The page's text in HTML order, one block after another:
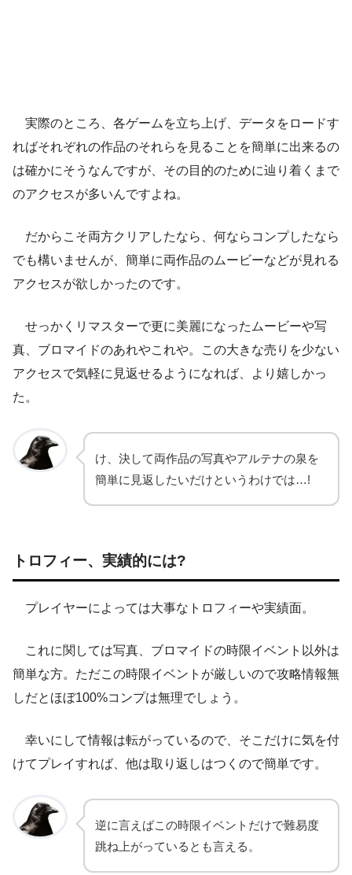
実際のところ、各ゲームを立ち上げ、データをロードす
ればそれぞれの作品のそれらを見ることを簡単に出来るの
は確かにそうなんですが、その目的のために辿り着くまで
のアクセスが多いんですよね。
だからこそ両方クリアしたなら、何ならコンプしたなら
でも構いませんが、簡単に両作品のムービーなどが見れる
アクセスが欲しかったのです。
せっかくリマスターで更に美麗になったムービーや写
真、ブロマイドのあれやこれや。この大きな売りを少ない
アクセスで気軽に見返せるようになれば、より嬉しかっ
た。
け、決して両作品の写真やアルテナの泉を
簡単に見返したいだけというわけでは…!
トロフィー、実績的には?
プレイヤーによっては大事なトロフィーや実績面。
これに関しては写真、ブロマイドの時限イベント以外は
簡単な方。ただこの時限イベントが厳しいので攻略情報無
しだとほぼ100%コンプは無理でしょう。
幸いにして情報は転がっているので、そこだけに気を付
けてプレイすれば、他は取り返しはつくので簡単です。
逆に言えばこの時限イベントだけで難易度
跳ね上がっているとも言える。